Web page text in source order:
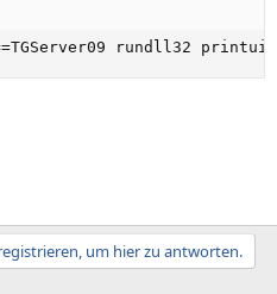
rundll32
um hier zu antworten.